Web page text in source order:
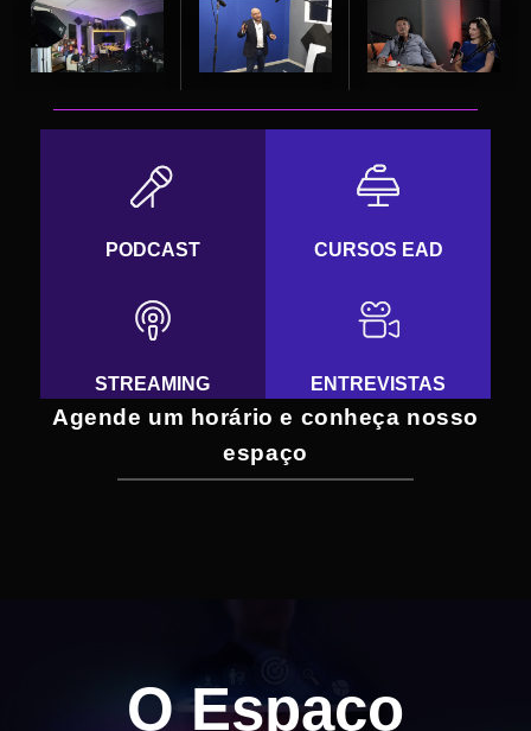
PODCAST CURSOS EAD
STREAMING ENTREVISTAS
Agende um horário e conheça nosso
espaço
O Espaço